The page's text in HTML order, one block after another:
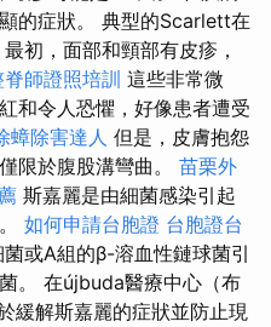
的症狀。 典型的Scarlett在
初，面部和頸部有皮疹，
脊師證照培訓 這些非常微
和令人恐懼，好像患者遭受
蟑除害達人 但是，皮膚抱怨
限於腹股溝彎曲。 苗栗外
斯嘉麗是由細菌感染引起
如何申請台胞證 台胞證台
或A組的β-溶血性鏈球菌引
。 在újbuda醫療中心（布
緩解斯嘉麗的症狀並防止現